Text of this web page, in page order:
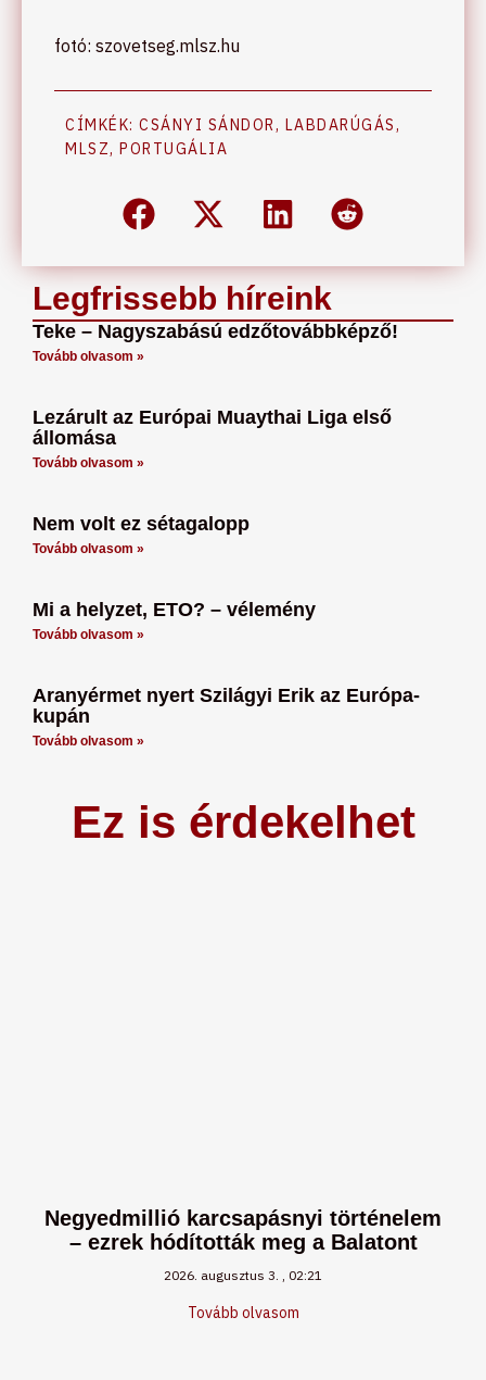
Legfrissebb híreink
Teke – Nagyszabású edzőtovábbképző!
Tovább olvasom »
Lezárult az Európai Muaythai Liga első
állomása
Tovább olvasom »
Nem volt ez sétagalopp
Tovább olvasom »
Mi a helyzet, ETO? – vélemény
Tovább olvasom »
Aranyérmet nyert Szilágyi Erik az Európa-
kupán
Tovább olvasom »
fotó: szovetseg.mlsz.hu
CÍMKÉK: CSÁNYI SÁNDOR, LABDARÚGÁS,
MLSZ, PORTUGÁLIA
Ez is érdekelhet
Negyedmillió karcsapásnyi történelem
– ezrek hódították meg a Balatont
2026. augusztus 3. 02:21
Tovább olvasom